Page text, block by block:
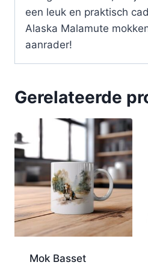
een leuk en praktisch
Alaska Malamute
aanrader!
Gerelateerde
Mok Basset